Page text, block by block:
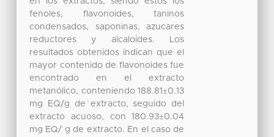
fenoles, flavonoides, taninos
condensados, saponinas, azucares
reductores y alcaloides. Los
resultados obtenidos indican que el
mayor contenido de flavonoides fue
encontrado en el extracto
metanólico, conteniendo 188.81±0.13
mg EQ/g de extracto, seguido del
extracto acuoso, con 180.93±0.04
mg EQ/ g de extracto. En el caso de